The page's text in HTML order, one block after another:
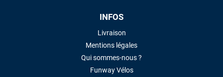
INFOS
Livraison
Mentions légales
Qui sommes-nous ?
Funway Vélos